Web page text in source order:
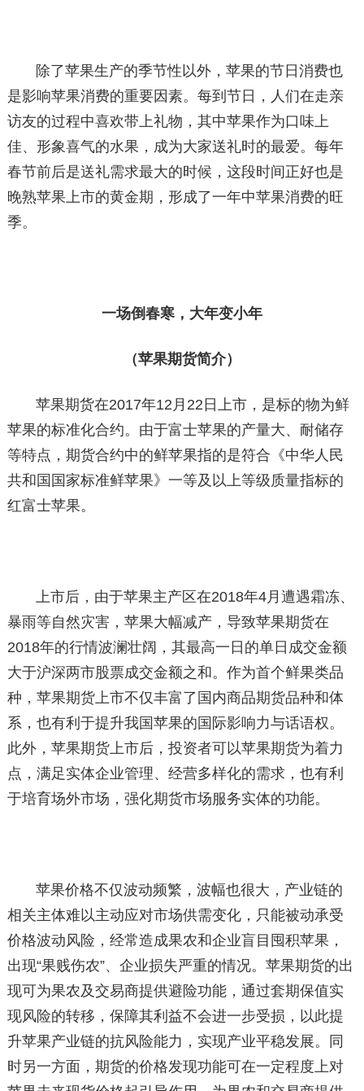
除了苹果生产的季节性以外，苹果的节日消费也
是影响苹果消费的重要因素。每到节日，人们在走亲
访友的过程中喜欢带上礼物，其中苹果作为口味上
佳、形象喜气的水果，成为大家送礼时的最爱。每年
春节前后是送礼需求最大的时候，这段时间正好也是
晚熟苹果上市的黄金期，形成了一年中苹果消费的旺
季。
一场倒春寒，大年变小年
（苹果期货简介）
苹果期货在2017年12月22日上市，是标的物为鲜
苹果的标准化合约。由于富士苹果的产量大、耐储存
等特点，期货合约中的鲜苹果指的是符合《中华人民
共和国国家标准鲜苹果》一等及以上等级质量指标的
红富士苹果。
上市后，由于苹果主产区在2018年4月遭遇霜冻、
暴雨等自然灾害，苹果大幅减产，导致苹果期货在
2018年的行情波澜壮阔，其最高一日的单日成交金额
大于沪深两市股票成交金额之和。作为首个鲜果类品
种，苹果期货上市不仅丰富了国内商品期货品种和体
系，也有利于提升我国苹果的国际影响力与话语权。
此外，苹果期货上市后，投资者可以苹果期货为着力
点，满足实体企业管理、经营多样化的需求，也有利
于培育场外市场，强化期货市场服务实体的功能。
苹果价格不仅波动频繁，波幅也很大，产业链的
相关主体难以主动应对市场供需变化，只能被动承受
价格波动风险，经常造成果农和企业盲目囤积苹果，
出现“果贱伤农”、企业损失严重的情况。苹果期货的出
现可为果农及交易商提供避险功能，通过套期保值实
现风险的转移，保障其利益不会进一步受损，以此提
升苹果产业链的抗风险能力，实现产业平稳发展。同
时另一方面，期货的价格发现功能可在一定程度上对